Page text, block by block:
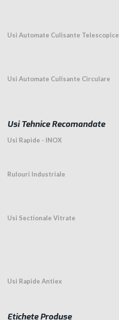
Usi Automate Culisante Telescopice
Usi Automate Culisante Circulare
Usi Tehnice Recomandate
Usi Rapide - INOX
Rulouri Industriale
Usi Sectionale Vitrate
Usi Rapide Antiex
Etichete Produse